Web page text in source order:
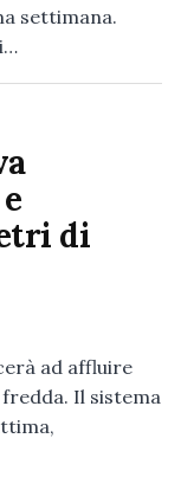
settimana.
di
ad affluire
Il sistema